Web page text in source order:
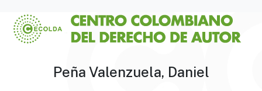
Peña Valenzuela, Daniel